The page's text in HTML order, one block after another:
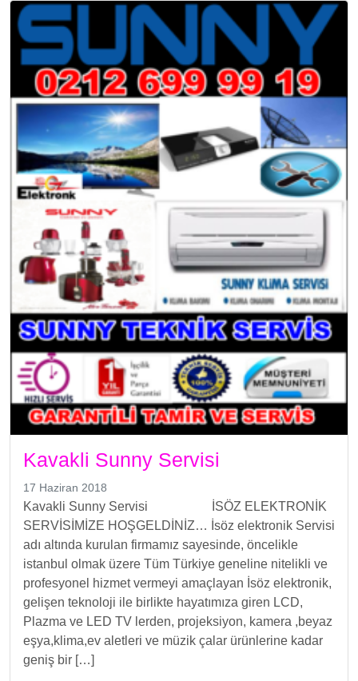
Kavakli Sunny Servisi
17 Haziran 2018
Kavakli Sunny Servisi İSÖZ ELEKTRONİK
SERVİSİMİZE HOŞGELDİNİZ… İsöz elektronik Servisi
adı altında kurulan firmamız sayesinde, öncelikle
istanbul olmak üzere Tüm Türkiye geneline nitelikli ve
profesyonel hizmet vermeyi amaçlayan İsöz elektronik,
gelişen teknoloji ile birlikte hayatımıza giren LCD,
Plazma ve LED TV lerden, projeksiyon, kamera ,beyaz
eşya,klima,ev aletleri ve müzik çalar ürünlerine kadar
geniş bir […]